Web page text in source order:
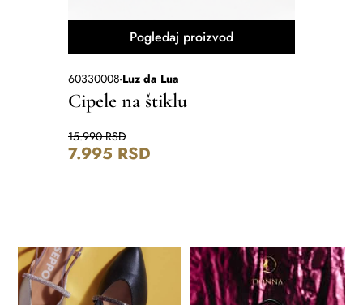
Pogledaj proizvod
60330008-Luz da Lua
Cipele na štiklu
15.990RSD
7.995 RSD